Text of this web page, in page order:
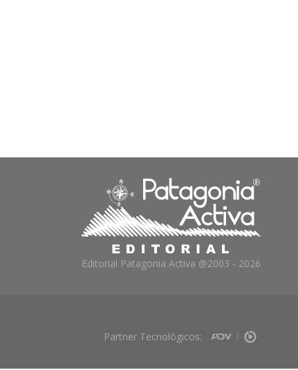
Editorial Patagonia Activa @2003 - 2026
Partner Tecnológicos: